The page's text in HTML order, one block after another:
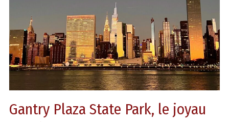
Gantry Plaza State Park, le joyau
vue
imprenable
sur
Manhattan